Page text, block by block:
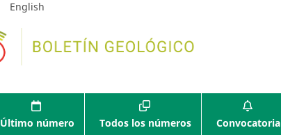
English
Último número Todos los números Convocatoria